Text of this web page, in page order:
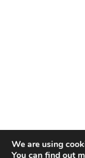
We are using
You can find out